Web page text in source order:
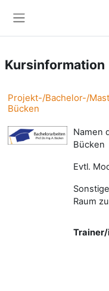
Kursinformation
Projekt-/Bachelor-/
Bücken
Namen
Bücken
Evtl.
Raum